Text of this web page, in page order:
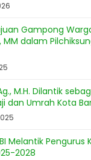
Gampong
MM dalam
M.H. Dilantik
dan Umrah Kota
Melantik
2028